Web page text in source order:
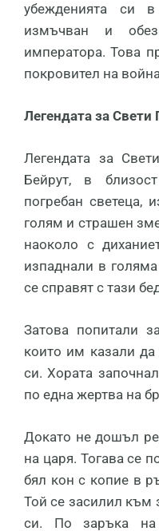
убежденията си
измъчван и
императора. Това
покровител на
Легендата за Свети
Легендата за
Бейрут, в
погребан светеца,
голям и страшен
наоколо с
изпаднали в
се справят с тази
Затова попитали
които им казали
си. Хората
по една жертва на
Докато не дошъл
на царя. Тогава се
бял кон с копие в
Той се засилил към
си. По заръка